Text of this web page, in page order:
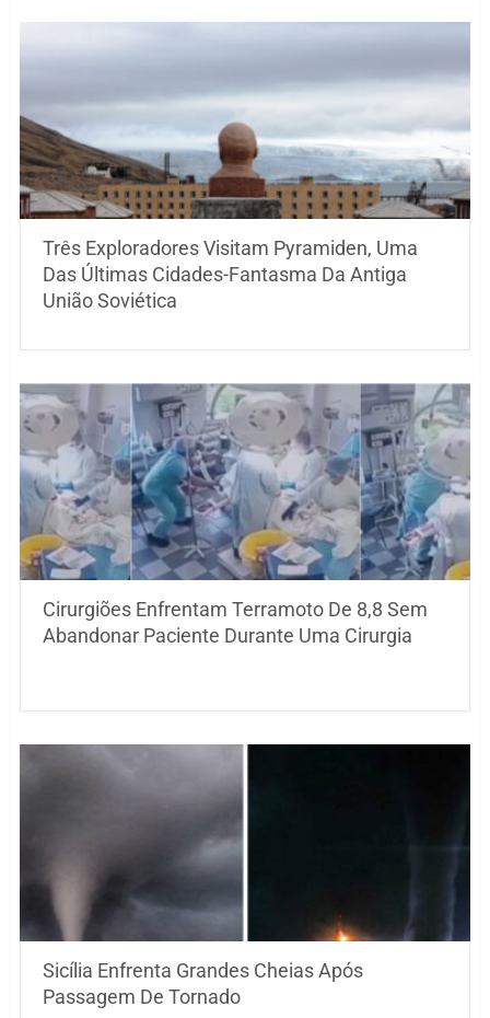
Três Exploradores Visitam Pyramiden, Uma
Das Últimas Cidades-Fantasma Da Antiga
União Soviética
Cirurgiões Enfrentam Terramoto De 8,8 Sem
Abandonar Paciente Durante Uma Cirurgia
Sicília Enfrenta Grandes Cheias Após
Passagem De Tornado